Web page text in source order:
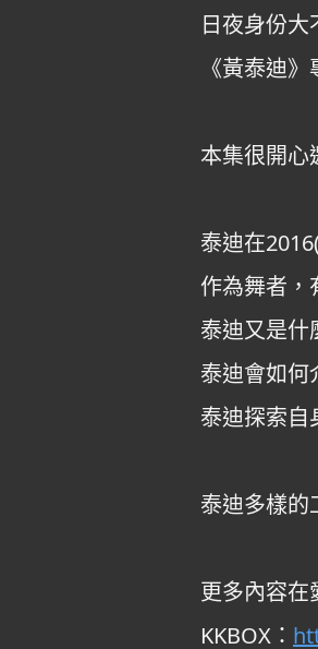
日夜身份
《黃泰迪》
本集很開心
泰迪在
作為舞者，
泰迪又是什
泰迪會如何
泰迪探索自
泰迪多樣的
更多內容在
KKBOX：